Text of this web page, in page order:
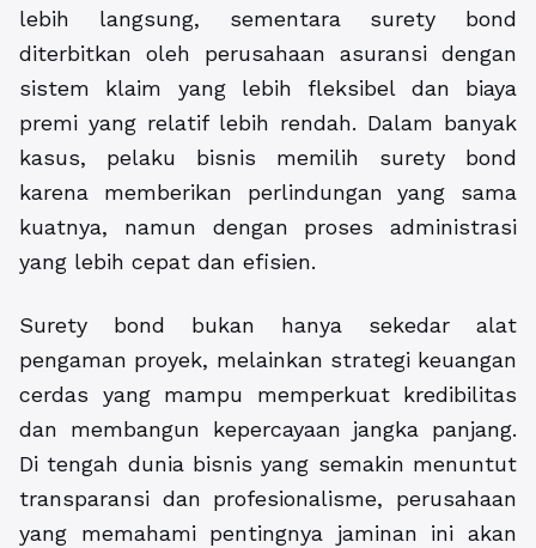
lebih langsung, sementara surety bond
diterbitkan oleh perusahaan asuransi dengan
sistem klaim yang lebih fleksibel dan biaya
premi yang relatif lebih rendah. Dalam banyak
kasus, pelaku bisnis memilih surety bond
karena memberikan perlindungan yang sama
kuatnya, namun dengan proses administrasi
yang lebih cepat dan efisien.
Surety bond bukan hanya sekedar alat
pengaman proyek, melainkan strategi keuangan
cerdas yang mampu memperkuat kredibilitas
dan membangun kepercayaan jangka panjang.
Di tengah dunia bisnis yang semakin menuntut
transparansi dan profesionalisme, perusahaan
yang memahami pentingnya jaminan ini akan